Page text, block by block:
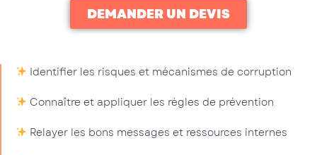
DEMANDER UN DEVIS
Identifier les risques et mécanismes de corruption
Connaître et appliquer les règles de prévention
Relayer les bons messages et ressources internes